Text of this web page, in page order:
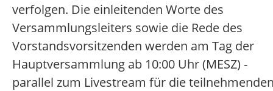
verfolgen. Die einleitenden Worte des
Versammlungsleiters sowie die Rede des
Vorstandsvorsitzenden werden am Tag der
Hauptversammlung ab 10:00 Uhr (MESZ) -
parallel zum Livestream für die